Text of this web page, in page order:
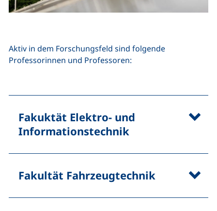
Aktiv in dem Forschungsfeld sind folgende
Professorinnen und Professoren:
Fakuktät Elektro- und
Informationstechnik
Fakultät Fahrzeugtechnik